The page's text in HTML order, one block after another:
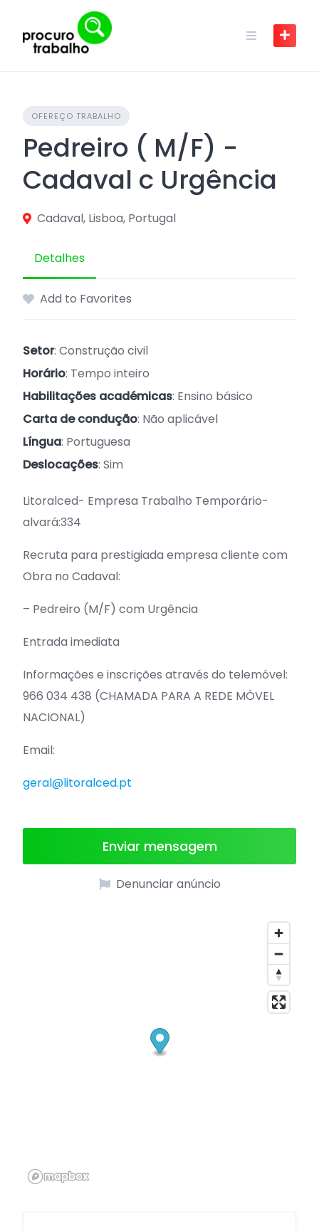
content
OFEREÇO TRABALHO
Pedreiro ( M/F) -
Cadaval c Urgência
Cadaval, Lisboa, Portugal
Detalhes
Add to Favorites
Setor: Construção civil
Horário: Tempo inteiro
Habilitações académicas: Ensino básico
Carta de condução: Não aplicável
Língua: Portuguesa
Deslocações: Sim
Litoralced- Empresa Trabalho Temporário-
alvará:334
Recruta para prestigiada empresa cliente com
Obra no Cadaval:
– Pedreiro (M/F) com Urgência
Entrada imediata
Informações e inscrições através do telemóvel:
966 034 438 (CHAMADA PARA A REDE MÓVEL
NACIONAL)
Email:
geral@litoralced.pt
Enviar mensagem
Denunciar anúncio